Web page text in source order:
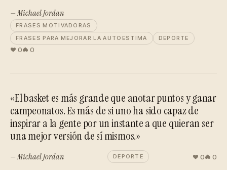
— Michael Jordan
FRASES MOTIVADORAS
FRASES PARA MEJORAR LA AUTOESTIMA
DEPORTE
0 0
«El basket es más grande que anotar puntos y ganar
campeonatos. Es más de si uno ha sido capaz de
inspirar a la gente por un instante a que quieran ser
una mejor versión de sí mismos.»
— Michael Jordan DEPORTE 0 0